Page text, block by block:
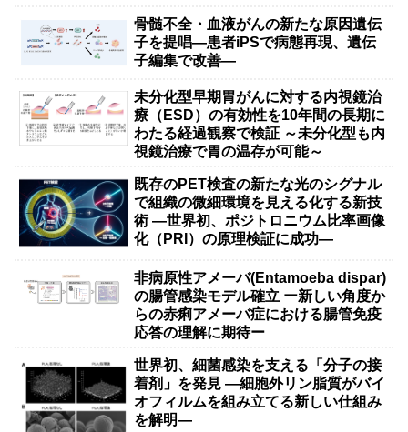
骨髄不全・血液がんの新たな原因遺伝
子を提唱―患者iPSで病態再現、遺伝
子編集で改善―
未分化型早期胃がんに対する内視鏡治
療（ESD）の有効性を10年間の長期に
わたる経過観察で検証 ～未分化型も内
視鏡治療で胃の温存が可能～
既存のPET検査の新たな光のシグナル
で組織の微細環境を見える化する新技
術 ―世界初、ポジトロニウム比率画像
化（PRI）の原理検証に成功―
非病原性アメーバ(Entamoeba dispar)
の腸管感染モデル確立 ー新しい角度か
らの赤痢アメーバ症における腸管免疫
応答の理解に期待ー
世界初、細菌感染を支える「分子の接
着剤」を発見 ―細胞外リン脂質がバイ
オフィルムを組み立てる新しい仕組み
を解明―